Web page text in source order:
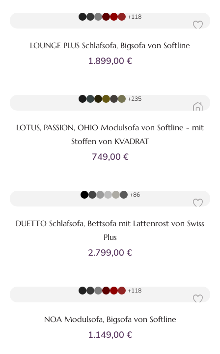
+118
LOUNGE PLUS Schlafsofa, Bigsofa von Softline
1.899,00 €
+235
LOTUS, PASSION, OHIO Modulsofa von Softline - mit
Stoffen von KVADRAT
749,00 €
+86
DUETTO Schlafsofa, Bettsofa mit Lattenrost von Swiss
Plus
2.799,00 €
+118
NOA Modulsofa, Bigsofa von Softline
1.149,00 €